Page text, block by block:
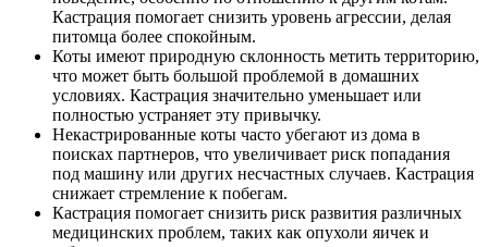
Кастрация помогает снизить уровень агрессии, делая
питомца более спокойным.
Коты имеют природную склонность метить территорию,
что может быть большой проблемой в домашних
условиях. Кастрация значительно уменьшает или
полностью устраняет эту привычку.
Некастрированные коты часто убегают из дома в
поисках партнеров, что увеличивает риск попадания
под машину или других несчастных случаев. Кастрация
снижает стремление к побегам.
Кастрация помогает снизить риск развития различных
медицинских проблем, таких как опухоли яичек и